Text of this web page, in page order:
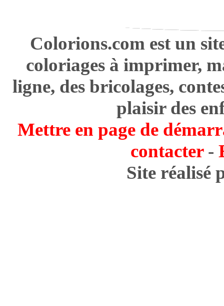
Colorions.com est un
coloriages à imprimer,
ligne, des bricolages,
plaisir des
Mettre en page de
contacter-
Site réalisé